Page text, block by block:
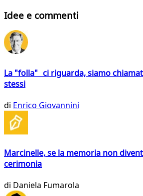
Idee e commenti
La "folla" ci riguarda, siamo
stessi
di Enrico Giovannini
Marcinelle, se la memoria non
cerimonia
di Daniela Fumarola